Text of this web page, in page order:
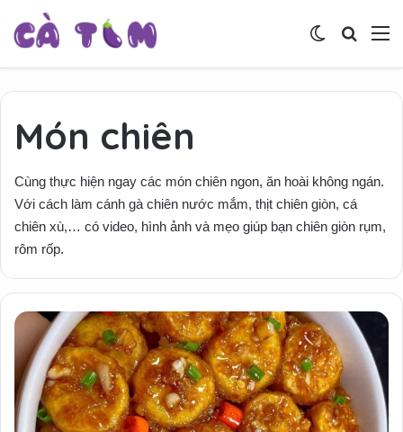
Tìm
Switch skin
Món chiên
Cùng thực hiện ngay các món chiên ngon, ăn hoài không ngán.
Với cách làm cánh gà chiên nước mắm, thịt chiên giòn, cá
chiên xù,… có video, hình ảnh và mẹo giúp bạn chiên giòn rụm,
rôm rốp.